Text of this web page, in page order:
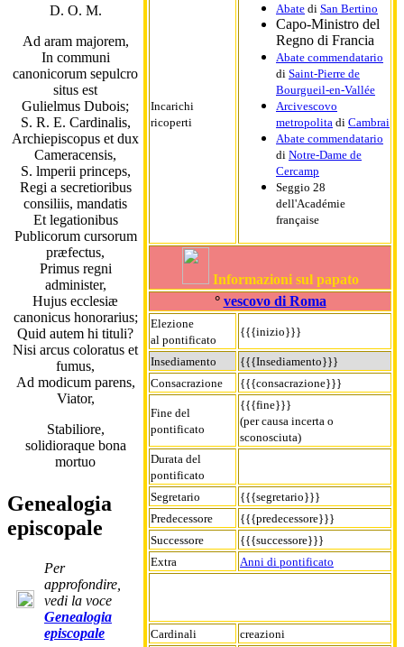
Incarichi
ricoperti
Abate di San Bertino
Capo-Ministro del
Regno di Francia
Abate commendatario
di Saint-Pierre de
Bourgueil-en-Vallée
Arcivescovo
metropolita di Cambrai
Abate commendatario
di Notre-Dame de
Cercamp
Seggio 28
dell'Académie
française
Informazioni sul papato
° vescovo di Roma
Elezione
al pontificato
{{{inizio}}}
Insediamento
{{{Insediamento}}}
Consacrazione
{{{consacrazione}}}
Fine del
pontificato
{{{fine}}}
(per causa incerta o
sconosciuta)
Durata del
pontificato
Segretario
{{{segretario}}}
Predecessore
{{{predecessore}}}
Successore
{{{successore}}}
Extra
Anni di pontificato
Cardinali
creazioni
D. O. M.
Ad aram majorem,
In communi
canonicorum sepulcro
situs est
Gulielmus Dubois;
S. R. E. Cardinalis,
Archiepiscopus et dux
Cameracensis,
S. lmperii princeps,
Regi a secretioribus
consiliis, mandatis
Et legationibus
Publicorum cursorum
præfectus,
Primus regni
administer,
Hujus ecclesiæ
canonicus honorarius;
Quid autem hi tituli?
Nisi arcus coloratus et
fumus,
Ad modicum parens,
Viator,
Stabiliore,
solidioraque bona
mortuo
Genealogia
episcopale
Per
approfondire,
vedi la voce
Genealogia
episcopale